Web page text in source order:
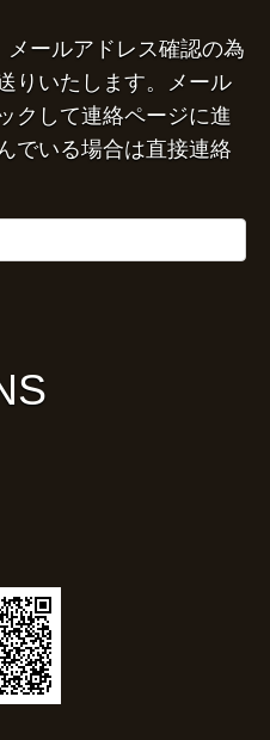
ールアドレス確認の為
りいたします。メール
クして連絡ページに進
でいる場合は直接連絡